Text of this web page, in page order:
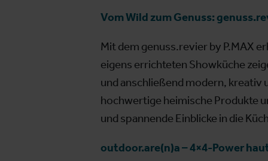
Vom Wild zum Genuss:
Mit dem genuss.revier by P.MAX
eigens errichteten Showküche
und anschließend modern,
hochwertige heimische Produkte
und spannende Einblicke in die
outdoor.are(n)a – 4×4-Power